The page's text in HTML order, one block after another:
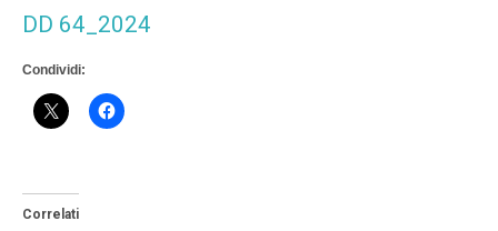
DD 64_2024
Condividi:
Correlati